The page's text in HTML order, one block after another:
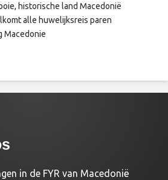
historische land Macedonië
alle huwelijksreis paren
Macedonie
in de FYR van Macedonië